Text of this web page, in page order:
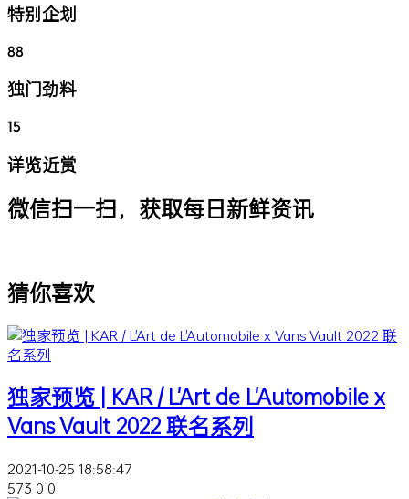
特别企划
88
独门劲料
15
详览近赏
微信扫一扫，获取每日新鲜资讯
猜你喜欢
独家预览 | KAR / L'Art de L'Automobile x
Vans Vault 2022 联名系列
2021-10-25 18:58:47
573 0 0